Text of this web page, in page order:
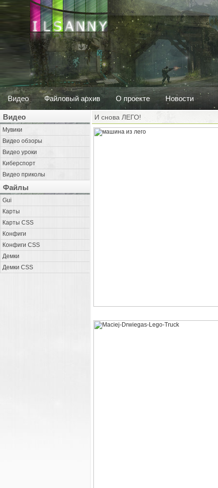
Видео Файловый архив О проекте Новости
Видео
Мувики
Видео обзоры
Видео уроки
Киберспорт
Видео приколы
Файлы
Gui
Карты
Карты CSS
Конфиги
Конфиги CSS
Демки
Демки CSS
И снова ЛЕГО!